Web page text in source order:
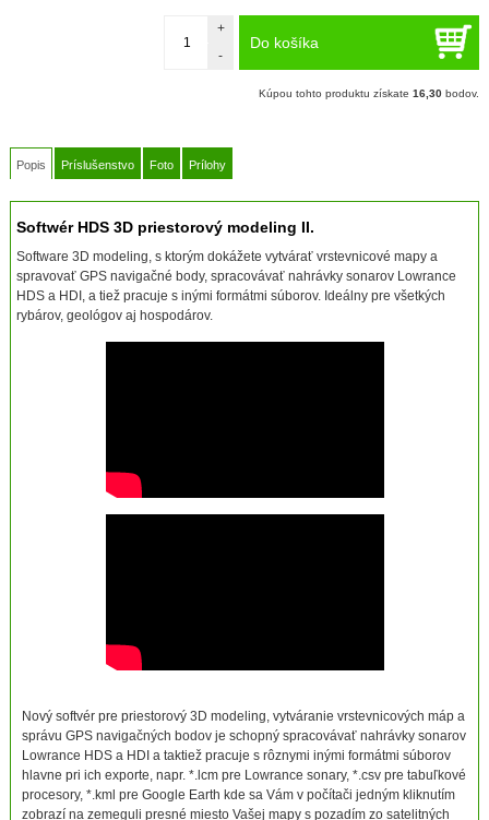
Do košíka
-
+
Kúpou tohto produktu získate16,30 bodov.
Popis Príslušenstvo Foto Prílohy
Softwér HDS 3D priestorový modeling II.
Software 3D modeling, s ktorým dokážete vytvárať vrstevnicové mapy a
spravovať GPS navigačné body, spracovávať nahrávky sonarov Lowrance
HDS a HDI, a tiež pracuje s inými formátmi súborov. Ideálny pre všetkých
rybárov, geológov aj hospodárov.
Nový softvér pre priestorový 3D modeling, vytváranie vrstevnicových máp a
správu GPS navigačných bodov je schopný spracovávať nahrávky sonarov
Lowrance HDS a HDI a taktiež pracuje s rôznymi inými formátmi súborov
hlavne pri ich exporte, napr. *.lcm pre Lowrance sonary, *.csv pre tabuľkové
procesory, *.kml pre Google Earth kde sa Vám v počítači jedným kliknutím
zobrazí na zemeguli presné miesto Vašej mapy s pozadím zo satelitných